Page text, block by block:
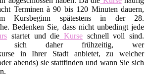
Terminen à 90 bis 120 Minuten dauern,
Kursbeginn spätestens in der 28.
Bedenken Sie, dass nicht unbedingt jede
startet und die Kurseschnell voll sind.
sich daher frühzeitig, wer
in Ihrer Stadt anbietet, zu welcher
abends) sie stattfinden und wann Sie sich